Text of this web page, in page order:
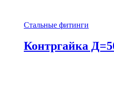
Стальные фитинги
Контргайка